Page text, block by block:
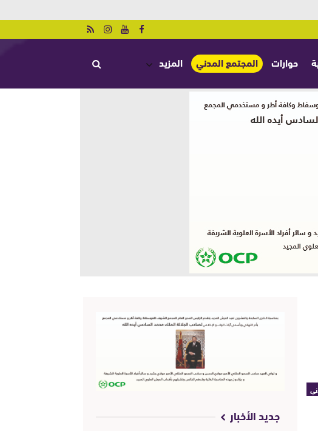
حوارات المجتمع المدني المزيد
جديد الأخبار